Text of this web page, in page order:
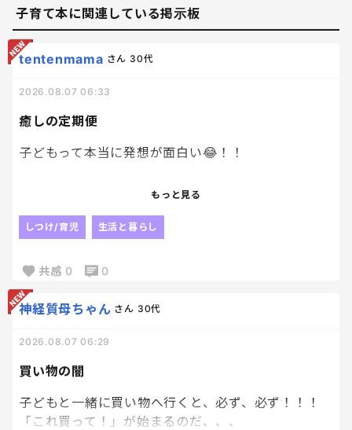
子育て本に関連している掲示板
癒しの定期便
tentenmama さん 30代
2026.08.07 06:33
子どもって本当に発想が面白い😂！！
大人じゃ思いつかないことを急に言うから、
こういう瞬間があるから頑張れる！
もっと見る
しつけ/育児 生活と暮らし
共感 0 0
買い物の闇
神経質母ちゃん さん 30代
2026.08.07 06:29
子どもと一緒に買い物へ行くと、必ず、必ず！！！
「これ買って！」が始まるのだ、、、